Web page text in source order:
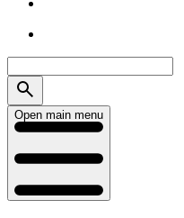
Open main menu